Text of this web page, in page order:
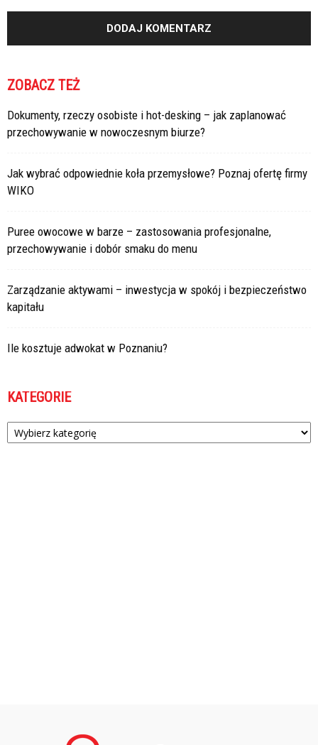
ZOBACZ TEŻ
Dokumenty, rzeczy osobiste i hot-desking – jak zaplanować
przechowywanie w nowoczesnym biurze?
Jak wybrać odpowiednie koła przemysłowe? Poznaj ofertę firmy
WIKO
Puree owocowe w barze – zastosowania profesjonalne,
przechowywanie i dobór smaku do menu
Zarządzanie aktywami – inwestycja w spokój i bezpieczeństwo
kapitału
Ile kosztuje adwokat w Poznaniu?
KATEGORIE
Kategorie